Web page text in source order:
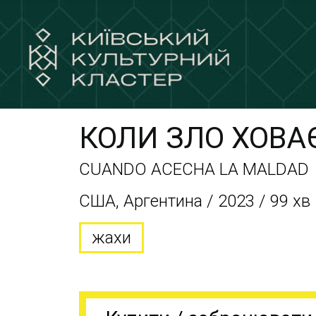
КОЛИ ЗЛО
CUANDO ACECHA LA MALDAD
США, Аргентина / 2023 / 99 хв
жахи